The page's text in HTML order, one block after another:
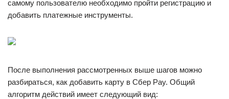
самому пользователю необходимо пройти регистрацию и
добавить платежные инструменты.
После выполнения рассмотренных выше шагов можно
разбираться, как добавить карту в Сбер Pay. Общий
алгоритм действий имеет следующий вид: